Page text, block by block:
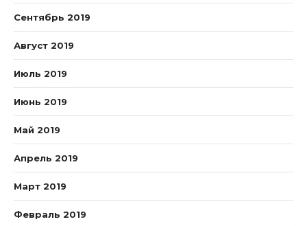
Сентябрь 2019
Август 2019
Июль 2019
Июнь 2019
Май 2019
Апрель 2019
Март 2019
Февраль 2019